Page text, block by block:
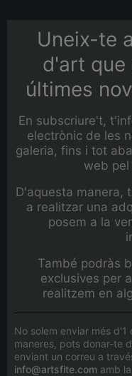
Uneix-te
d'art que
últimes
En subscriure't,
electrònic de les
galeria, fins i tot
web pel
D'aquesta manera,
a realitzar una
posem a la
També podràs
exclusives per
realitzem en
No solem enviar més
maneres, pots donar-te
enviant un correu a
info@artsfite.com amb